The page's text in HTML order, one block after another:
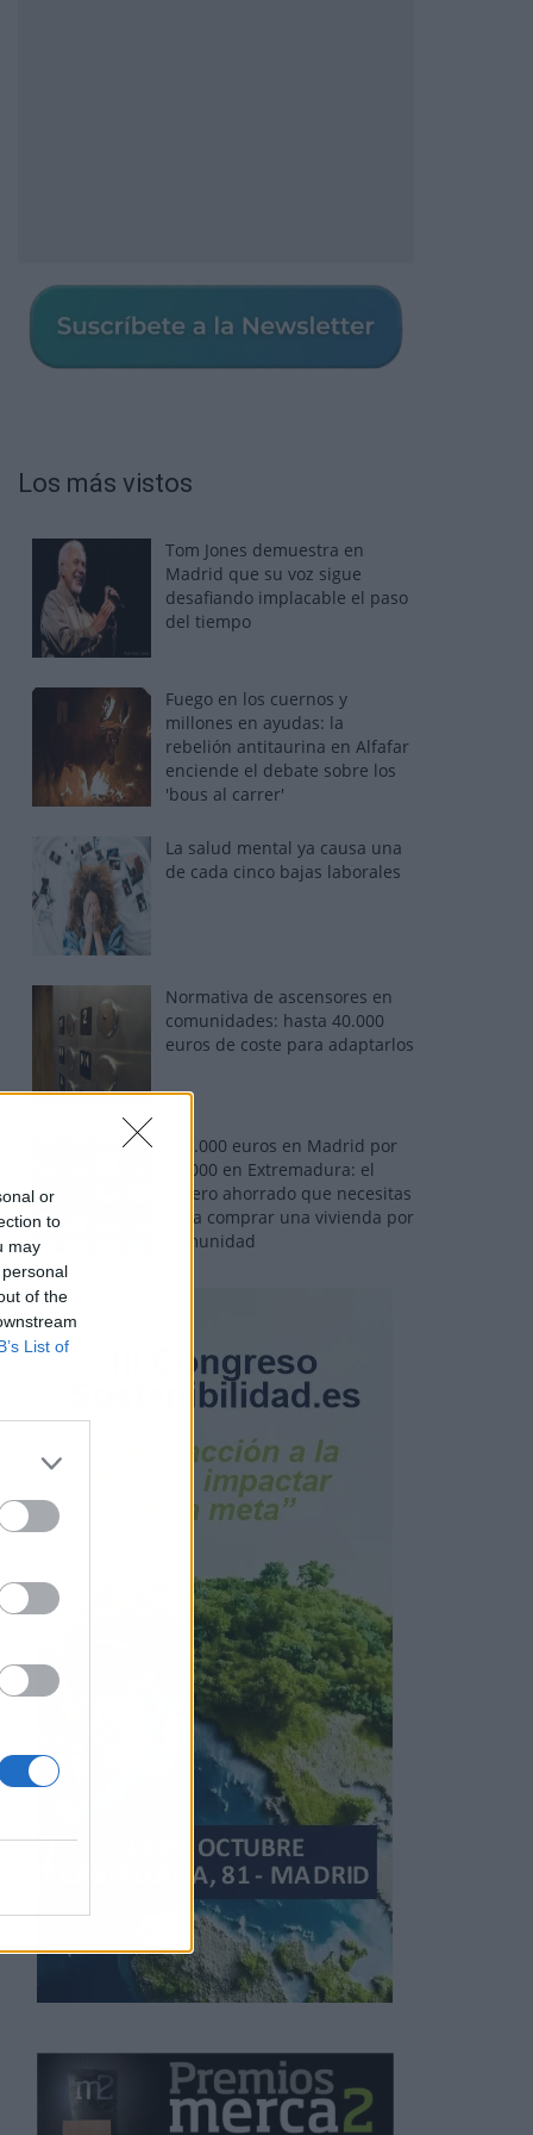
or
to
may
of the
List of
Los más vistos
Tom Jones demuestra en
Madrid que su voz sigue
desafiando implacable el paso
del tiempo
Fuego en los cuernos y
millones en ayudas: la
rebelión antitaurina en Alfafar
enciende el debate sobre los
'bous al carrer'
La salud mental ya causa una
de cada cinco bajas laborales
Normativa de ascensores en
comunidades: hasta 40.000
euros de coste para adaptarlos
110.000 euros en Madrid por
31.000 en Extremadura: el
dinero ahorrado que necesitas
para comprar una vivienda por
comunidad